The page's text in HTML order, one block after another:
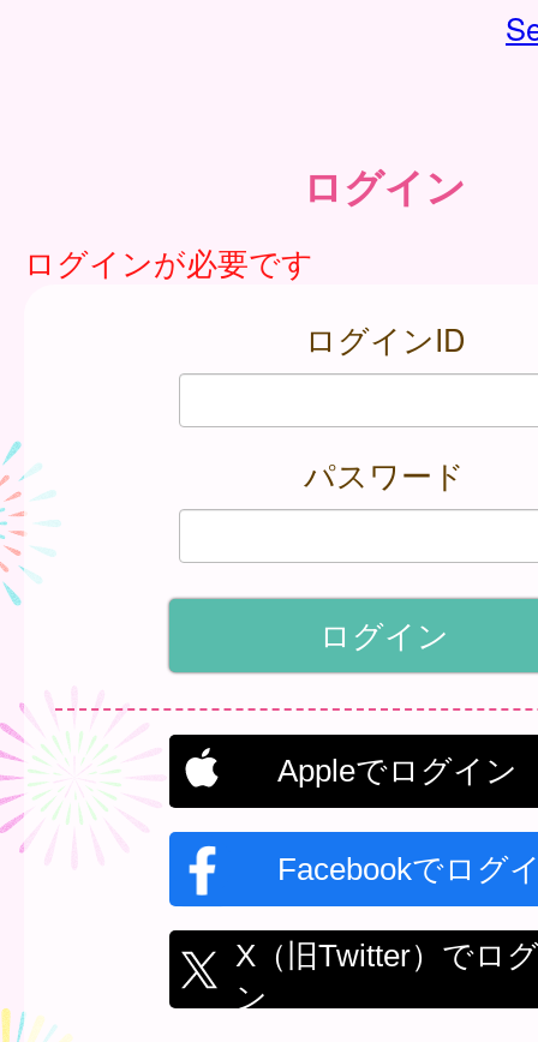
ログイン
ログインが必要です
ログインID
パスワード
Appleでログイン
Facebookでログ
X（旧Twitter）でロ
ン